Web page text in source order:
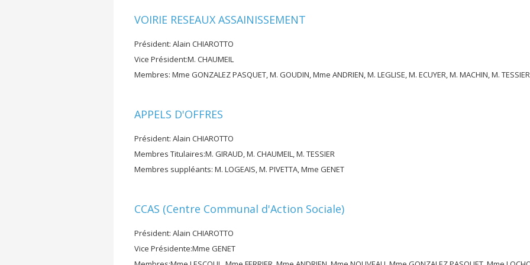
VOIRIE RESEAUX ASSAINISSEMENT
Président: Alain CHIAROTTO
Vice Président:M. CHAUMEIL
Membres: Mme GONZALEZ PASQUET, M. GOUDIN, Mme ANDRIEN, M. LEGLISE, M. ECUYER, M. MACHIN, M. TESSIER
APPELS D'OFFRES
Président: Alain CHIAROTTO
Membres Titulaires:M. GIRAUD, M. CHAUMEIL, M. TESSIER
Membres suppléants: M. LOGEAIS, M. PIVETTA, Mme GENET
CCAS (Centre Communal d'Action Sociale)
Président: Alain CHIAROTTO
Vice Présidente:Mme GENET